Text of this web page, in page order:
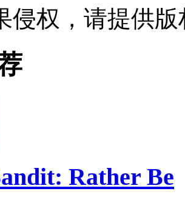
侵权，请提供
Rather Be